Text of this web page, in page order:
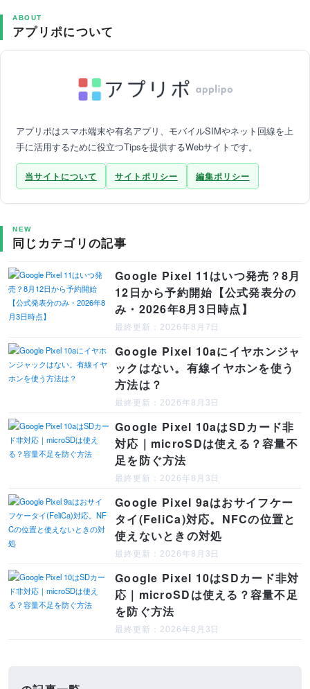
ABOUT
アプリポについて
アプリポはスマホ端末や有名アプリ、モバイルSIMやネット回線を上
手に活用するために役立つTipsを提供するWebサイトです。
当サイトについて サイトポリシー 編集ポリシー
NEW
同じカテゴリの記事
Google Pixel 11はいつ発売？8月
12日から予約開始【公式発表分の
み・2026年8月3日時点】
最終更新：2026年8月7日
Google Pixel 10aにイヤホンジャ
ックはない。有線イヤホンを使う
方法は？
最終更新：2026年8月3日
Google Pixel 10aはSDカード非
対応｜microSDは使える？容量不
足を防ぐ方法
最終更新：2026年8月3日
Google Pixel 9aはおサイフケー
タイ(FeliCa)対応。NFCの位置と
使えないときの対処
最終更新：2026年8月3日
Google Pixel 10はSDカード非対
応｜microSDは使える？容量不足
を防ぐ方法
最終更新：2026年8月3日